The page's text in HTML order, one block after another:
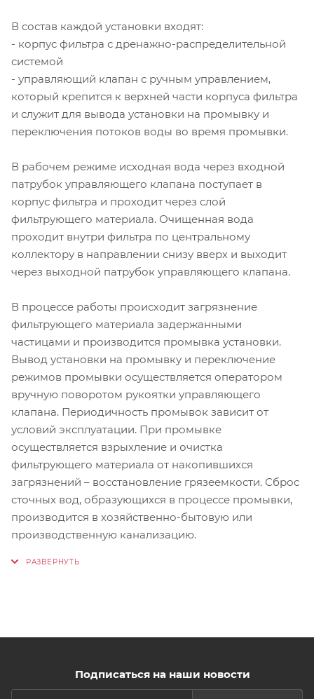
В состав каждой установки входят:
- корпус фильтра с дренажно-распределительной
системой
- управляющий клапан с ручным управлением,
который крепится к верхней части корпуса фильтра
и служит для вывода установки на промывку и
переключения потоков воды во время промывки.
В рабочем режиме исходная вода через входной
патрубок управляющего клапана поступает в
корпус фильтра и проходит через слой
фильтрующего материала. Очищенная вода
проходит внутри фильтра по центральному
коллектору в направлении снизу вверх и выходит
через выходной патрубок управляющего клапана.
В процессе работы происходит загрязнение
фильтрующего материала задержанными
частицами и производится промывка установки.
Вывод установки на промывку и переключение
режимов промывки осуществляется оператором
вручную поворотом рукоятки управляющего
клапана. Периодичность промывок зависит от
условий эксплуатации. При промывке
осуществляется взрыхление и очистка
фильтрующего материала от накопившихся
загрязнений – восстановление грязеемкости. Сброс
сточных вод, образующихся в процессе промывки,
производится в хозяйственно-бытовую или
производственную канализацию.
Подписаться на наши новости